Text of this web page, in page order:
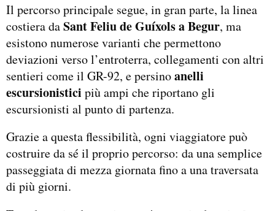
Il percorso principale segue, in gran parte, la linea
costiera daSant Feliu de Guíxols a Begur, ma
esistono numerose varianti che permettono
deviazioni verso l’entroterra, collegamenti con altri
sentieri come il GR-92, e persinoanelli
escursionistici più ampi che riportano gli
escursionisti al punto di partenza.
Grazie a questa flessibilità, ogni viaggiatore può
costruire da sé il proprio percorso: da una semplice
passeggiata di mezza giornata fino a una traversata
di più giorni.